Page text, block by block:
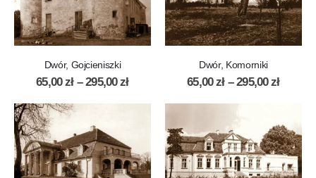
Dwór, Gojcieniszki
65,00zł – 295,00zł
Dwór, Komorniki
65,00zł – 295,00zł